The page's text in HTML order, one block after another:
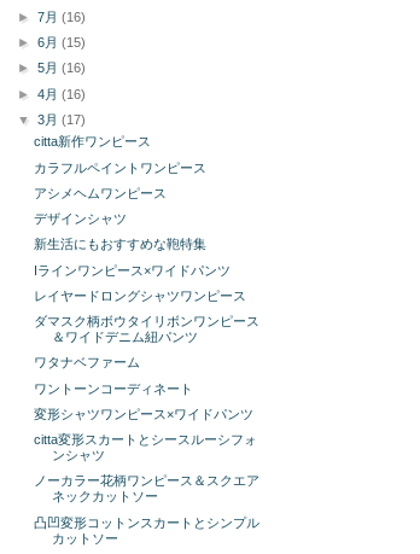
►7月(16)
►6月(15)
►5月(16)
►4月(16)
▼3月(17)
citta新作ワンピース
カラフルペイントワンピース
アシメヘムワンピース
デザインシャツ
新生活にもおすすめな鞄特集
Iラインワンピース×ワイドパンツ
レイヤードロングシャツワンピース
ダマスク柄ボウタイリボンワンピース
＆ワイドデニム紐パンツ
ワタナベファーム
ワントーンコーディネート
変形シャツワンピース×ワイドパンツ
citta変形スカートとシースルーシフォ
ンシャツ
ノーカラー花柄ワンピース＆スクエア
ネックカットソー
凸凹変形コットンスカートとシンプル
カットソー